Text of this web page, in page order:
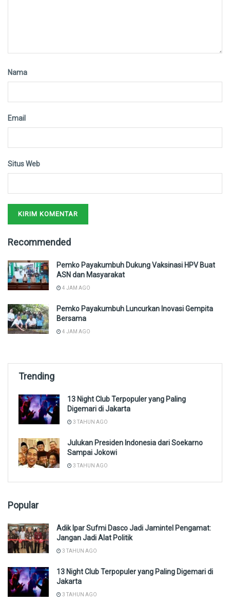
Nama
Email
Situs Web
Recommended
Pemko Payakumbuh Dukung Vaksinasi HPV Buat
ASN dan Masyarakat
4 JAM AGO
Pemko Payakumbuh Luncurkan Inovasi Gempita
Bersama
4 JAM AGO
Trending
13 Night Club Terpopuler yang Paling
Digemari di Jakarta
3 TAHUN AGO
Julukan Presiden Indonesia dari Soekarno
Sampai Jokowi
3 TAHUN AGO
Popular
Adik Ipar Sufmi Dasco Jadi Jamintel Pengamat:
Jangan Jadi Alat Politik
3 TAHUN AGO
13 Night Club Terpopuler yang Paling Digemari di
Jakarta
3 TAHUN AGO